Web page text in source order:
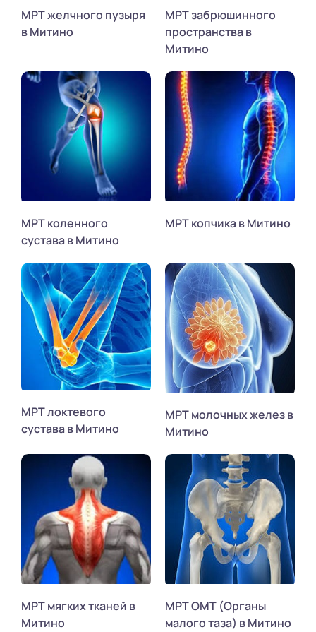
МРТ желчного пузыря
в Митино
МРТ забрюшинного
пространства в
Митино
МРТ коленного
сустава в Митино
МРТ копчика в Митино
МРТ локтевого
сустава в Митино
МРТ молочных желез в
Митино
МРТ мягких тканей в
Митино
МРТ ОМТ (Органы
малого таза) в Митино